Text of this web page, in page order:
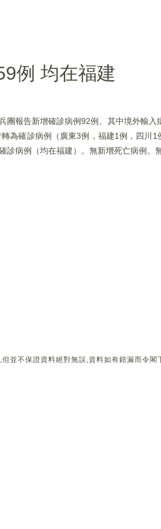
例 均在福建
團報告新增確診病例92例。其中境外輸入
為確診病例（廣東3例，福建1例，四川1
病例（均在福建）。無新增死亡病例。
並不保證資料絕對無誤,資料如有錯漏而令閣